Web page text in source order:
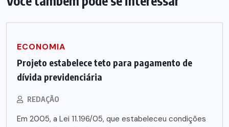
ECONOMIA
Projeto estabelece teto para pagamento de
dívida previdenciária
REDAÇÃO
Em 2005, a Lei 11.196/05, que estabeleceu condições